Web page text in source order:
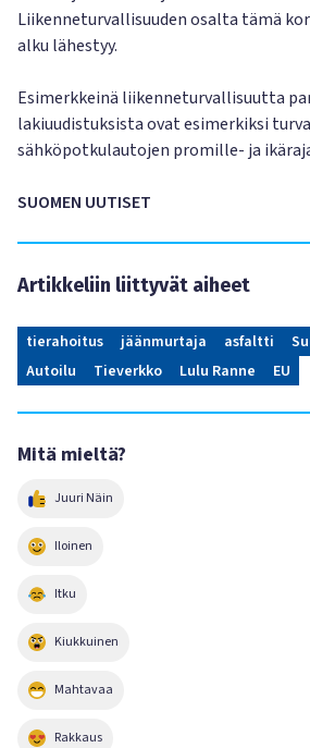
Liikenneturvallisuuden osalta tämä
alku lähestyy.
Esimerkkeinä liikenneturvallisuutta
lakiuudistuksista ovat esimerkiksi
sähköpotkulautojen promille- ja
SUOMEN UUTISET
Artikkeliin liittyvät aiheet
tierahoitus jäänmurtaja asfaltti
Autoilu
Tieverkko Lulu Ranne EU
Mitä mieltä?
Juuri Näin
Iloinen
Itku
Kiukkuinen
Mahtavaa
Rakkaus